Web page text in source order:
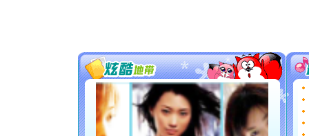
你太多，
要平安
[圣诞节]
能正大
天都要
[圣诞节]
如意,快